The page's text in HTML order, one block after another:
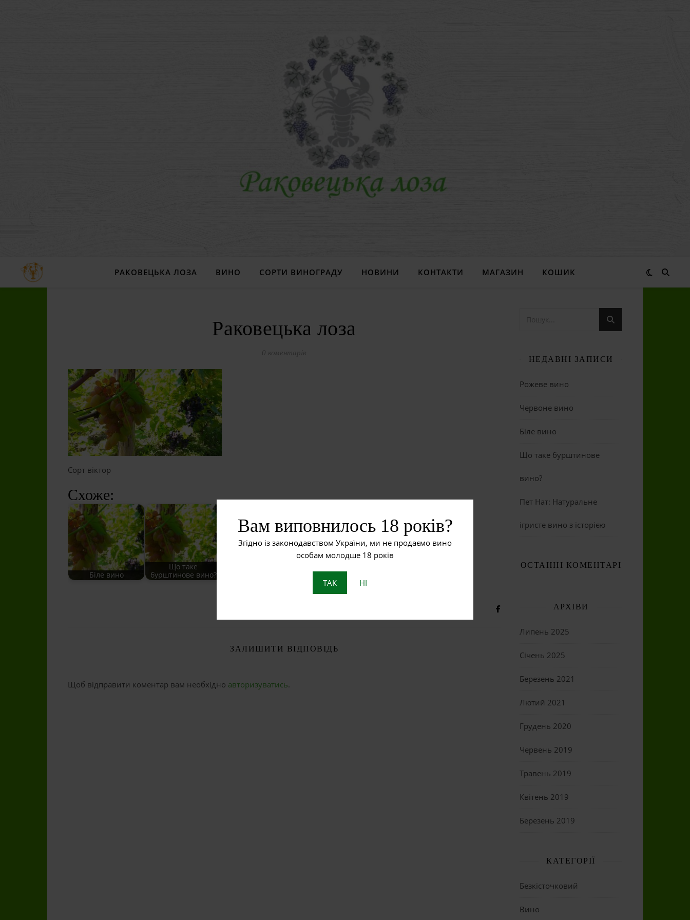
Вам виповнилось 18 років?
Згідно із законодавством України, ми не продаємо вино
особам молодше 18 років
ТАК НІ
РАКОВЕЦЬКА ЛОЗА ВИНО СОРТИ ВИНОГРАДУ НОВИНИ КОНТАКТИ МАГАЗИН КОШИК
Раковецька лоза
0 коментарів
Сорт віктор
Схоже:
Біле вино
Що таке
бурштинове вино?
ЗАЛИШИТИ ВІДПОВІДЬ
Щоб відправити коментар вам необхідно авторизуватись.
НЕДАВНІ ЗАПИСИ
Рожеве вино
Червоне вино
Біле вино
Що таке бурштинове
вино?
Пет Нат: Натуральне
ігристе вино з історією
ОСТАННІ КОМЕНТАРІ
АРХІВИ
Липень 2025
Січень 2025
Березень 2021
Лютий 2021
Грудень 2020
Червень 2019
Травень 2019
Квітень 2019
Березень 2019
КАТЕГОРІЇ
Безкісточковий
Вино